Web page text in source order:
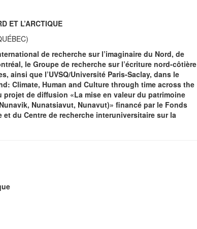
ET L’ARCTIQUE
de recherche sur l’imaginaire du Nord, de
le Groupe de recherche sur l’écriture nord-côtière
ainsi que l’UVSQ/Université Paris-Saclay, dans le
Climate, Human and Culture through time across the
de diffusion «La mise en valeur du patrimoine
Nunatsiavut, Nunavut)» financé par le Fonds
du Centre de recherche interuniversitaire sur la